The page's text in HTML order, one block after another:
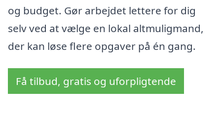
og budget. Gør arbejdet lettere for dig
selv ved at vælge en lokal altmuligmand,
der kan løse flere opgaver på én gang.
Få tilbud, gratis og uforpligtende